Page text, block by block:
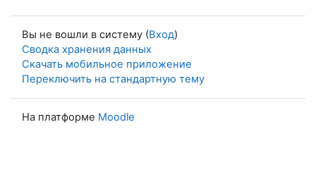
Вы не вошли в систему (Вход)
Сводка хранения данных
Скачать мобильное приложение
Переключить на стандартную тему
На платформе Moodle